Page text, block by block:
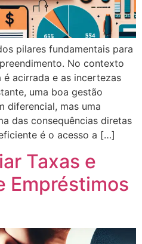
pilares fundamentais para
No contexto
acirrada e as incertezas
uma boa gestão
diferencial, mas uma
das consequências diretas
é o acesso a […]
Taxas e
Empréstimos